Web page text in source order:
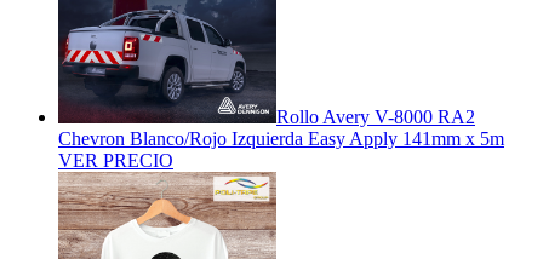
Rollo Avery V-8000 RA2
Chevron Blanco/Rojo Izquierda Easy Apply 141mm x 5m
VER PRECIO